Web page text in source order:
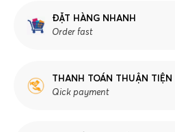
ĐẶT HÀNG NHANH
Order fast
THANH TOÁN THUẬN TIỆN
Qick payment